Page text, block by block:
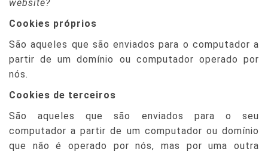
website?
Cookies próprios
São aqueles que são enviados para o computador a
partir de um domínio ou computador operado por
nós.
Cookies de terceiros
São aqueles que são enviados para o seu
computador a partir de um computador ou domínio
que não é operado por nós, mas por uma outra